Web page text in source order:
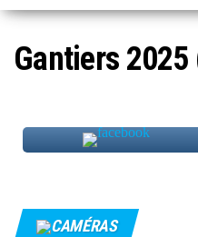
Gantiers
CAMÉRAS